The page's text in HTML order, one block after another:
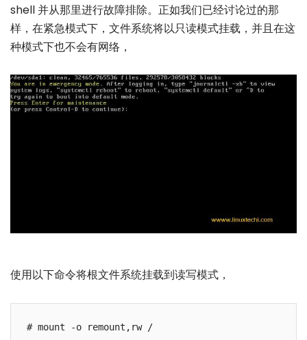
shell 并从那里进行故障排除。正如我们已经讨论过的那
样，在紧急模式下，文件系统将以只读模式挂载，并且在这
种模式下也不会有网络，
使用以下命令将根文件系统挂载到读写模式，